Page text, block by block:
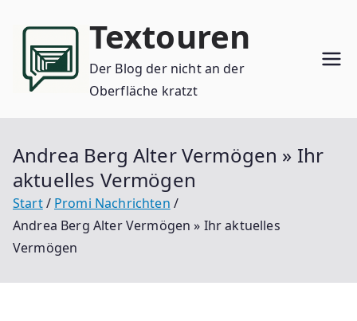
Inhalt
springen
Textouren
Der Blog der nicht an der
Oberfläche kratzt
Andrea Berg Alter Vermögen » Ihr
aktuelles Vermögen
Start
Promi Nachrichten
Andrea Berg Alter Vermögen » Ihr aktuelles
Vermögen